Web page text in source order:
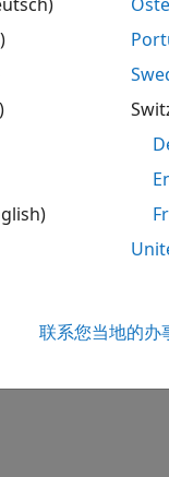
用，则评审不知道
但未看到该违规，
联系您当地的办